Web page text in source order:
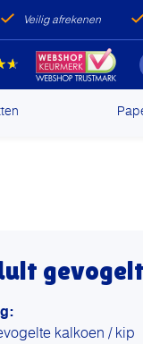
Veilig afrekenen
kalkoen / kip